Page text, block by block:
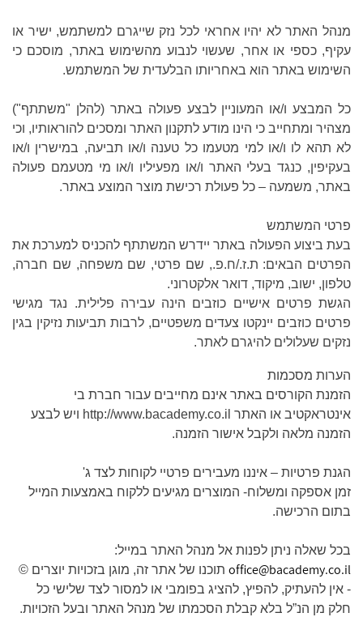
מנהל האתר לא יהיו אחראי לכל נזק שייגרם למשתמש, ישיר או
עקיף, כספי או אחר, שעשוי לנבוע מהשימוש באתר, מוסכם כי
השימוש באתר הוא באחריותו הבלעדית של המשתמש.
כל המבצע ו/או המעוניין לבצע פעולה באתר (להלן "משתתף")
מצהיר ומתחייב כי הינו מודע לתקנון האתר ומסכים להוראותיו, וכי
לא תהא לו ו/או למי מטעמו כל טענה ו/או תביעה, במישרין ו/או
בעקיפין, כנגד בעלי האתר ו/או מפעיליו ו/או מי מטעמם פעולה
באתר, משמעה – כל פעולת רכישת מוצר המוצע באתר.
פרטי המשתמש
בעת ביצוע הפעולה באתר יידרש המשתתף להכניס למערכת את
הפרטים הבאים: ת.ז./ח.פ., שם פרטי, שם משפחה, שם חברה,
טלפון, ישוב, מיקוד, דואר אלקטרוני.
הגשת פרטים אישיים כוזבים הינה עבירה פלילית. נגד מגישי
פרטים כוזבים יינקטו צעדים משפטיים, לרבות תביעות נזיקין בגין
נזקים שעלולים להיגרם לאתר.
הערות מסכמות
הזמנת הקורסים באתר אינם מחייבים עבור חברת בי
אינטראקטיב או האתר http://www.bacademy.co.il ויש לבצע
הזמנה מלאה ולקבל אישור הזמנה.
הגנת פרטיות – איננו מעבירים פרטיי לקוחות לצד ג'
זמן אספקה ומשלוח- המוצרים מגיעים ללקוח באמצעות המייל
בתום הרכישה.
בכל שאלה ניתן לפנות אל מנהל האתר במייל:
office@bacademy.co.il תוכנו של אתר זה, מוגן בזכויות יוצרים ©
- אין להעתיק, להפיץ, להציג בפומבי או למסור לצד שלישי כל
חלק מן הנ”ל בלא קבלת הסכמתו של מנהל האתר ובעל הזכויות.